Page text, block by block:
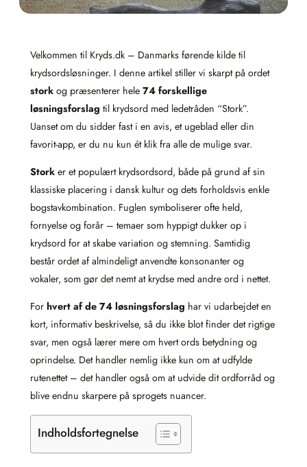
Velkommen til Kryds.dk – Danmarks førende kilde til
krydsordsløsninger. I denne artikel stiller vi skarpt på ordet
stork og præsenterer hele 74 forskellige
løsningsforslag til krydsord med ledetråden “Stork”.
Uanset om du sidder fast i en avis, et ugeblad eller din
favorit-app, er du nu kun ét klik fra alle de mulige svar.
Stork er et populært krydsordsord, både på grund af sin
klassiske placering i dansk kultur og dets forholdsvis enkle
bogstavkombination. Fuglen symboliserer ofte held,
fornyelse og forår – temaer som hyppigt dukker op i
krydsord for at skabe variation og stemning. Samtidig
består ordet af almindeligt anvendte konsonanter og
vokaler, som gør det nemt at krydse med andre ord i nettet.
For hvert af de 74 løsningsforslag har vi udarbejdet en
kort, informativ beskrivelse, så du ikke blot finder det rigtige
svar, men også lærer mere om hvert ords betydning og
oprindelse. Det handler nemlig ikke kun om at udfylde
rutenettet – det handler også om at udvide dit ordforråd og
blive endnu skarpere på sprogets nuancer.
Indholdsfortegnelse